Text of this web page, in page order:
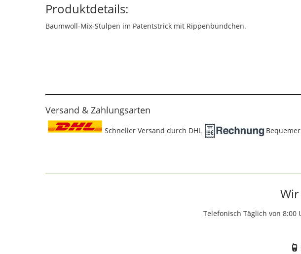
Produktdetails:
Baumwoll-Mix-Stulpen im Patentstrick mit Rippenbündchen.
Versand & Zahlungsarten
Schneller Versand durch DHL
Telefonisch Täglich von 8:00